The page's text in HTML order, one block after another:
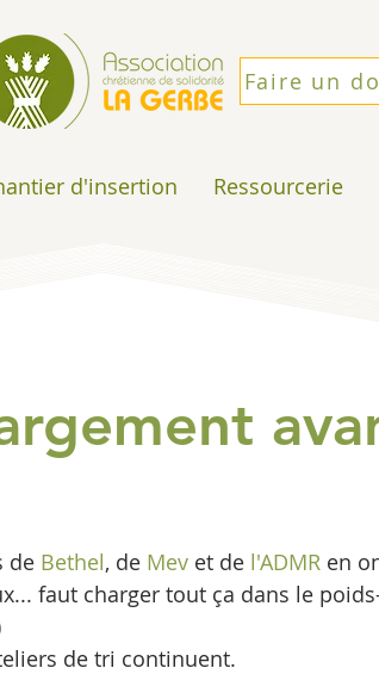
Faire un
d'insertion Ressourcerie
de Bethel, de Mev et de l'ADMR en
faut charger tout ça dans le
de tri continuent.